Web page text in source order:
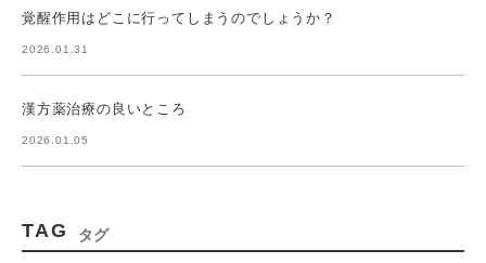
覚醒作用はどこに行ってしまうのでしょうか？
2026.01.31
漢方薬治療の良いところ
2026.01.05
TAG タグ